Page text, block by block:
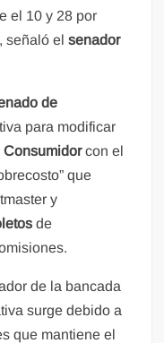
el 10 y 28 por
señaló elsenador
de
para modificar
Consumidorcon el
que
y
de
de la bancada
surge debido a
que mantiene el